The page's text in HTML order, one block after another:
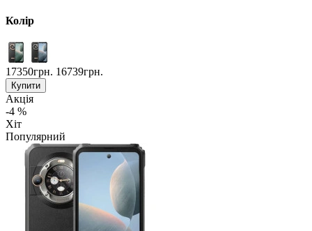
Колір
17350грн. 16739грн.
Купити
Акція
-4 %
Хіт
Популярний